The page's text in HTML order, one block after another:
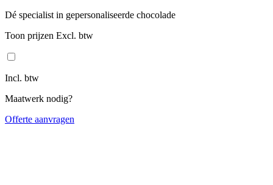
Dé specialist in gepersonaliseerde chocolade
Toon prijzen Excl. btw
Incl. btw
Maatwerk nodig?
Offerte aanvragen